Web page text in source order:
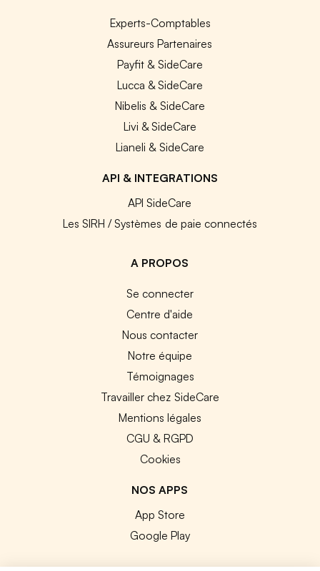
Experts-Comptables
Assureurs Partenaires
Payfit & SideCare
Lucca & SideCare
Nibelis & SideCare
Livi & SideCare
Lianeli & SideCare
API & INTEGRATIONS
API SideCare
Les SIRH / Systèmes de paie connectés
A PROPOS
Se connecter
Centre d'aide
Nous contacter
Notre équipe
Témoignages
Travailler chez SideCare
Mentions légales
CGU & RGPD
Cookies
NOS APPS
App Store
Google Play